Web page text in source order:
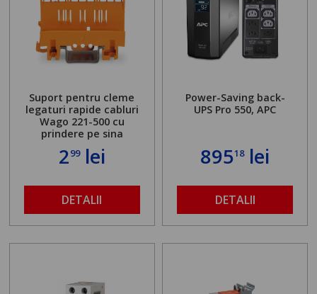
Suport pentru cleme
legaturi rapide cabluri
Wago 221-500 cu
prindere pe sina
299lei
DETALII
Power-Saving back-
UPS Pro 550, APC
89518lei
DETALII